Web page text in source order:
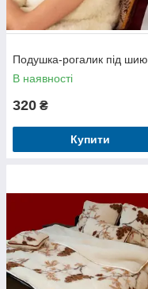
Подушка-рогалик під шию
В наявності
320 ₴
Купити